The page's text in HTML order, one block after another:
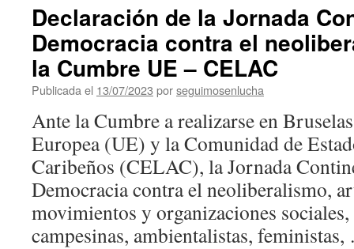
al
violento
asalto
de
México
en
Declaración de la Jornada
Democracia contra el
la Cumbre UE – CELAC
Publicada el 13/07/2023 porseguimosenlucha
Ante la Cumbre a realizarse en
Europea (UE) y la Comunidad de
Caribeños (CELAC), la Jornada
Democracia contra el neoliberalismo,
movimientos y organizaciones
campesinas, ambientalistas,